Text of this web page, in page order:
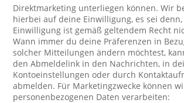
Direktmarketing unterliegen können. Wir
hierbei auf deine Einwilligung, es sei
Einwilligung ist gemäß geltendem Recht
Wann immer du deine Präferenzen in
solcher Mitteilungen ändern möchtest,
den Abmeldelink in den Nachrichten, in
Kontoeinstellungen oder durch
abmelden. Für Marketingzwecke können
personenbezogenen Daten verarbeiten: